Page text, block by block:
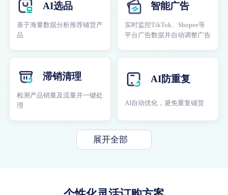
AI选品
基于海量数据分析推荐铺货产
品
智能广告
实时监控TikTok、Shopee等
平台广告数据并自动调整广告
滞销清理
检测产品销量及流量并一键处
理
AI防重复
AI自动优化，避免重复铺货
展开全部